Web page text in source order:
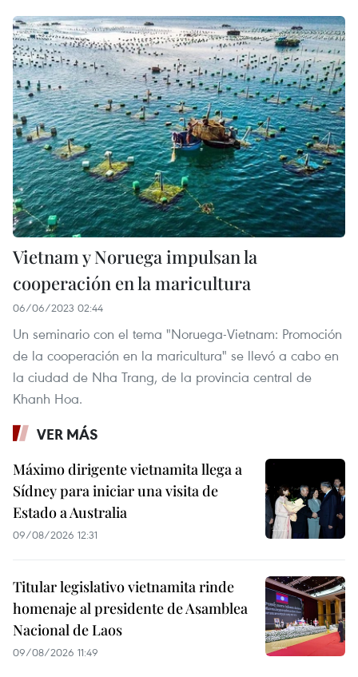
Vietnam y Noruega impulsan la
cooperación en la maricultura
06/06/2023 02:44
Un seminario con el tema "Noruega-Vietnam: Promoción
de la cooperación en la maricultura" se llevó a cabo en
la ciudad de Nha Trang, de la provincia central de
Khanh Hoa.
VER MÁS
Máximo dirigente vietnamita llega a
Sídney para iniciar una visita de
Estado a Australia
09/08/2026 12:31
Titular legislativo vietnamita rinde
homenaje al presidente de Asamblea
Nacional de Laos
09/08/2026 11:49